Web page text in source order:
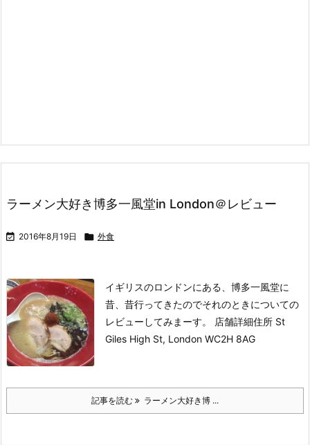
ラーメン大好き博多一風堂in London＠レビュー
 2016年8月19日  外食
イギリスのロンドンにある、博多一風堂に
昔、昔行ってきたのでそれのときについての
レビューしてみまーす。
店舗詳細住所 St
Giles High St, London WC2H 8AG
記事を読む ラーメン大好き博 ...